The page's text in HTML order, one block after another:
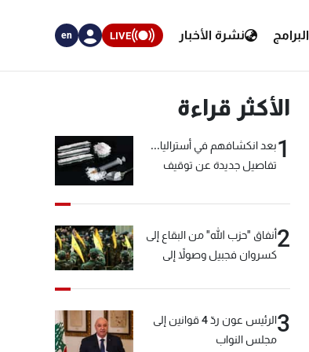
البرامج نشرة الأخبار LIVE
en
الأكثر قراءة
1بعد انكشافهم في أستراليا...
تفاصيل جديدة عن توقيف
2أنفاق "حزب الله" من البقاع إلى
كسروان فجبيل وصولاً إلى
3
الرئيس عون ردّ 4 قوانين إلى
مجلس النواب